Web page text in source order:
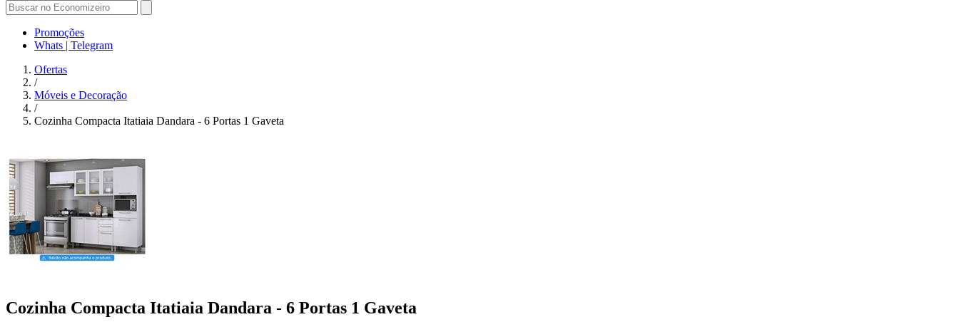
Promoções
Whats | Telegram
Ofertas
/
Móveis e Decoração
/
Cozinha Compacta Itatiaia Dandara - 6 Portas 1 Gaveta
Cozinha Compacta Itatiaia Dandara - 6 Portas 1 Gaveta